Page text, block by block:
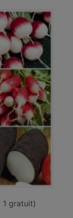
1 gratuit)